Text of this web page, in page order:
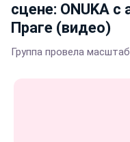
сцене: ONUKA
Праге (видео)
Группа провела